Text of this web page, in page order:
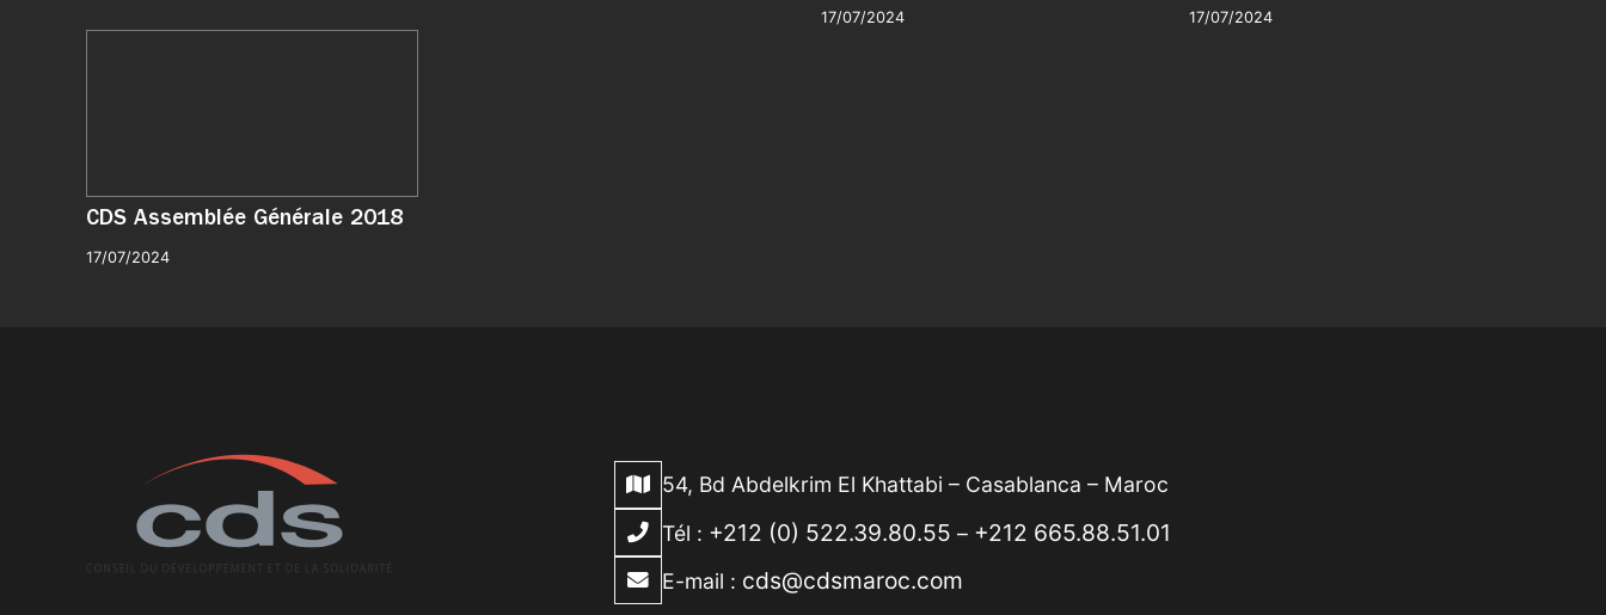
17/07/2024 17/07/2024
CDS Assemblée Générale 2018
17/07/2024
54, Bd Abdelkrim El Khattabi – Casablanca – Maroc
Tél : +212 (0) 522.39.80.55 – +212 665.88.51.01
E-mail : cds@cdsmaroc.com